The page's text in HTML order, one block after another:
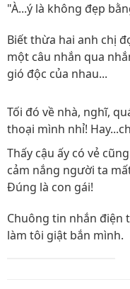
"À...ý là không đẹp
Biết thừa hai anh chị
một câu nhắn qua
gió độc của nhau...
Tối đó về nhà, nghĩ,
thoại mình nhỉ!
Thấy cậu ấy có vẻ
cảm nắng người ta
Đúng là con gái!
Chuông tin nhắn điện
làm tôi giật bắn mình.